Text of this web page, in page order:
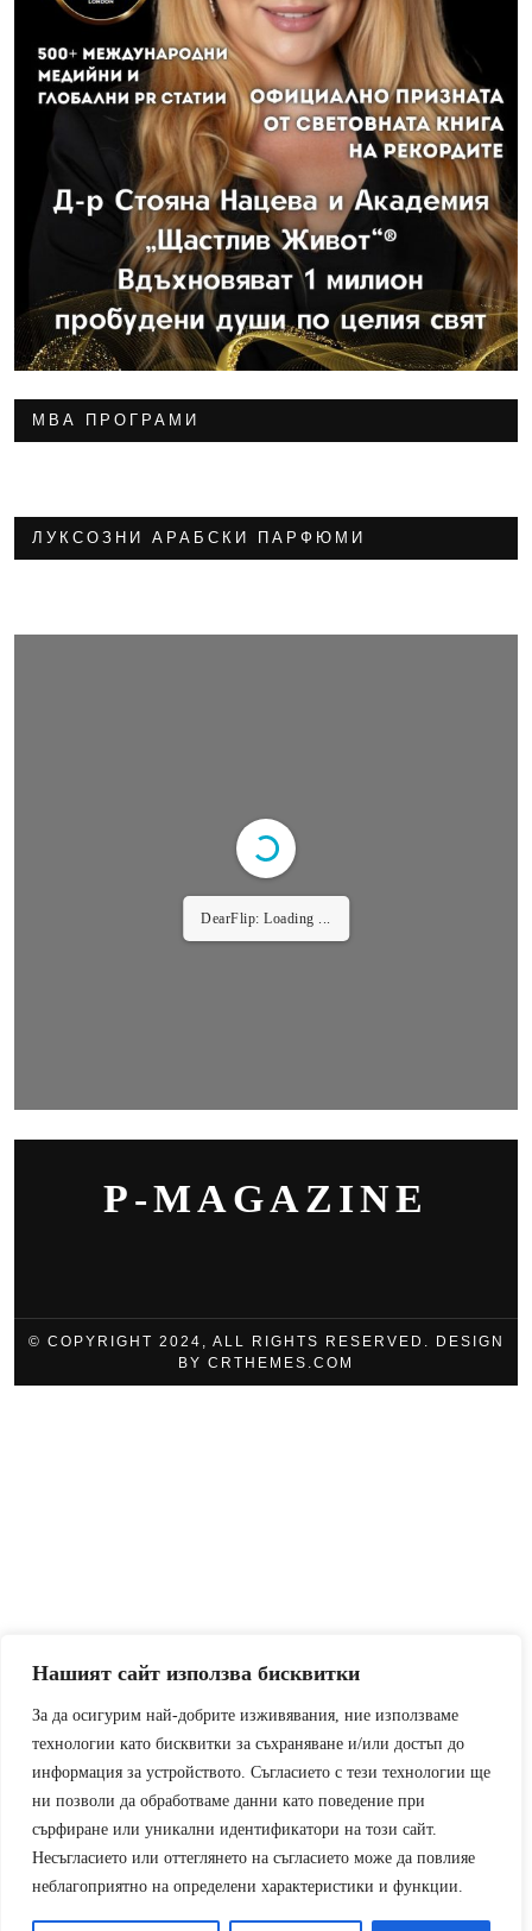
Нашият сайт използва бисквитки
За да осигурим най-добрите изживявания, ние използваме
технологии като бисквитки за съхраняване и/или достъп до
информация за устройството. Съгласието с тези технологии ще
ни позволи да обработваме данни като поведение при
сърфиране или уникални идентификатори на този сайт.
Несъгласието или оттеглянето на съгласието може да повлияе
неблагоприятно на определени характеристики и функции.
МВА ПРОГРАМИ
ЛУКСОЗНИ АРАБСКИ ПАРФЮМИ
DearFlip: Loading ...
P-MAGAZINE
© COPYRIGHT 2024, ALL RIGHTS RESERVED. DESIGN
BY CRTHEMES.COM